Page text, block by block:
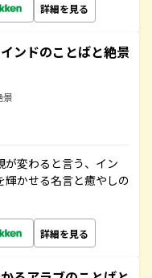
詳細を見る
ンドのことばと絶景
景
変わると言う、イン
輝かせる名言と癒やしの
詳細を見る